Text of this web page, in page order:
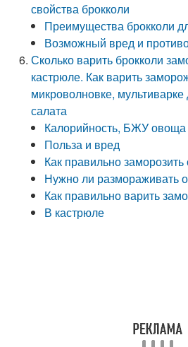
свойства брокколи
Преимущества брокколи
Возможный вред и
Сколько варить брокколи
кастрюле. Как варить
микроволновке,
салата
Калорийность, БЖУ овоща
Польза и вред
Как правильно
Нужно ли размораживать
Как правильно варить
В кастрюле